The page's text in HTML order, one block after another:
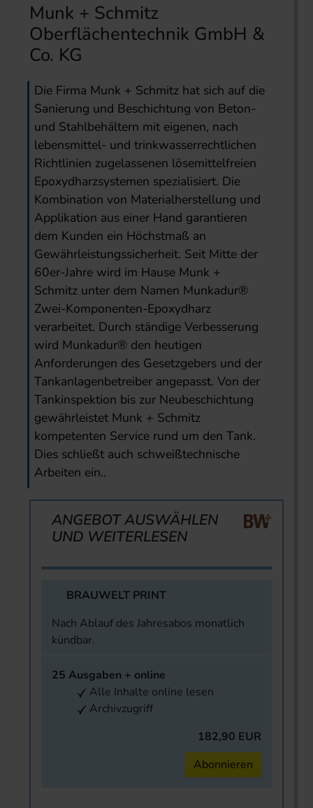
Munk + Schmitz
Oberflächentechnik GmbH &
Co. KG
Die Firma Munk + Schmitz hat sich auf die
Sanierung und Beschichtung von Beton-
und Stahlbehältern mit eigenen, nach
lebensmittel- und trinkwasserrechtlichen
Richtlinien zugelassenen lösemittelfreien
Epoxydharzsystemen spezialisiert. Die
Kombination von Materialherstellung und
Applikation aus einer Hand garantieren
dem Kunden ein Höchstmaß an
Gewährleistungssicherheit. Seit Mitte der
60er-Jahre wird im Hause Munk +
Schmitz unter dem Namen Munkadur®
Zwei-Komponenten-Epoxydharz
verarbeitet. Durch ständige Verbesserung
wird Munkadur® den heutigen
Anforderungen des Gesetzgebers und der
Tankanlagenbetreiber angepasst. Von der
Tankinspektion bis zur Neubeschichtung
gewährleistet Munk + Schmitz
kompetenten Service rund um den Tank.
Dies schließt auch schweißtechnische
Arbeiten ein..
ANGEBOT AUSWÄHLEN
UND WEITERLESEN
BRAUWELT PRINT
Nach Ablauf des Jahresabos monatlich
kündbar.
25 Ausgaben + online
Alle Inhalte online lesen
Archivzugriff
182,90 EUR
Abonnieren